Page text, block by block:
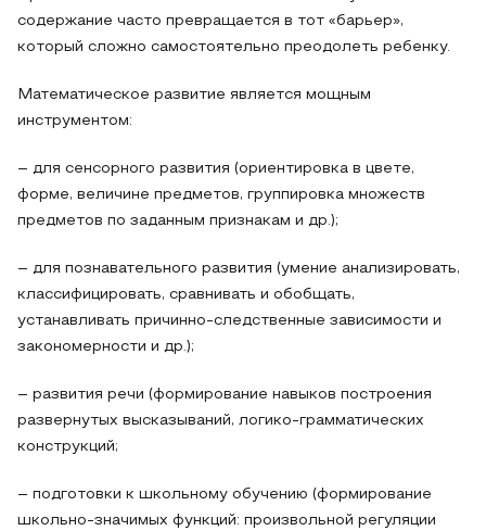
содержание часто превращается в тот «барьер»,
который сложно самостоятельно преодолеть ребенку.
Математическое развитие является мощным
инструментом:
– для сенсорного развития (ориентировка в цвете,
форме, величине предметов, группировка множеств
предметов по заданным признакам и др.);
– для познавательного развития (умение анализировать,
классифицировать, сравнивать и обобщать,
устанавливать причинно-следственные зависимости и
закономерности и др.);
– развития речи (формирование навыков построения
развернутых высказываний, логико-грамматических
конструкций;
– подготовки к школьному обучению (формирование
школьно-значимых функций: произвольной регуляции